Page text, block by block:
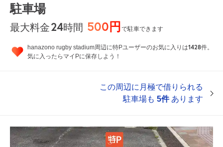
駐車場
最大料金24時間 500円で駐車できます
hanazono rugby stadium周辺に特Pユーザーのお気に入りは1428件。
気に入ったらマイPに保存しよう！
この周辺に月極で借りられる
駐車場も 5件あります